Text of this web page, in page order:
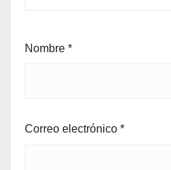
Nombre *
Correo electrónico *